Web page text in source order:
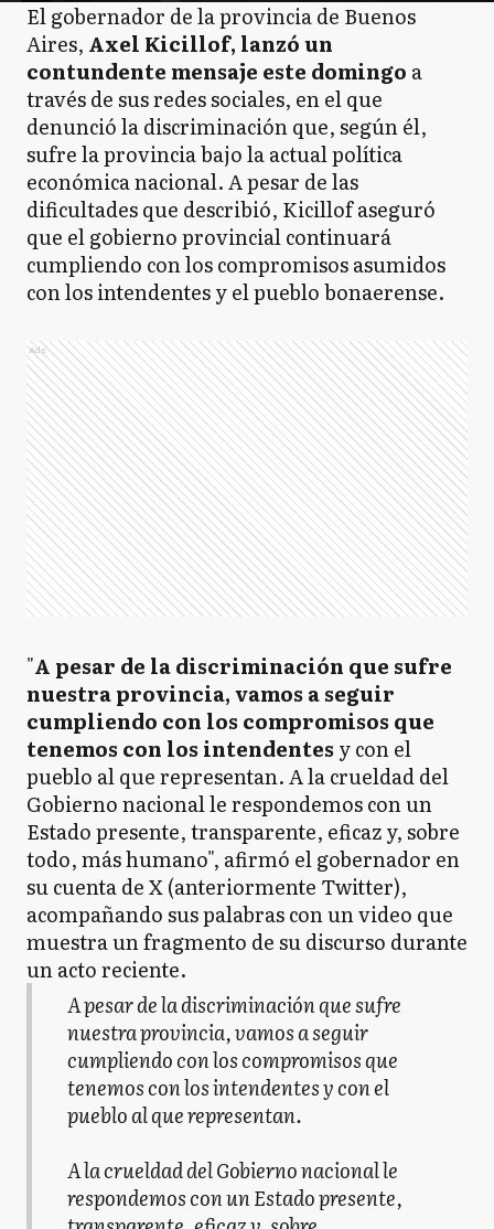
El gobernador de la provincia de Buenos
Aires, Axel Kicillof, lanzó un
contundente mensaje este domingo a
través de sus redes sociales, en el que
denunció la discriminación que, según él,
sufre la provincia bajo la actual política
económica nacional. A pesar de las
dificultades que describió, Kicillof aseguró
que el gobierno provincial continuará
cumpliendo con los compromisos asumidos
con los intendentes y el pueblo bonaerense.
Ads
"A pesar de la discriminación que sufre
nuestra provincia, vamos a seguir
cumpliendo con los compromisos que
tenemos con los intendentes y con el
pueblo al que representan. A la crueldad del
Gobierno nacional le respondemos con un
Estado presente, transparente, eficaz y, sobre
todo, más humano", afirmó el gobernador en
su cuenta de X (anteriormente Twitter),
acompañando sus palabras con un video que
muestra un fragmento de su discurso durante
un acto reciente.
A pesar de la discriminación que sufre
nuestra provincia, vamos a seguir
cumpliendo con los compromisos que
tenemos con los intendentes y con el
pueblo al que representan.
A la crueldad del Gobierno nacional le
respondemos con un Estado presente,